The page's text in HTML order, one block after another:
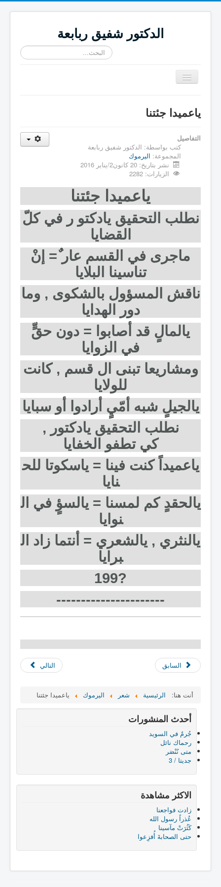
الدكتور شفيق ربابعة
البحث...
تبديل
المتصفح
≡
ياعميدا جئتنا
التفاصيل
كتب بواسطة: الدكتور شفيق ربابعة
المجموعة: اليرموك
نشر بتاريخ: 20 كانون2/يناير 2016
الزيارات: 2282
ياعميدا جئتنا
نطلب التحقيق يادكتو ر في كلّ
القضايا
ماجرى في القسم عار ٌ= إنْ
تناسينا البلايا
ناقش المسؤول بالشكوى , وما
دور الهدايا
يالمالٍ قد أصابوا = دون حقٍّ
في الزوايا
ومشاريعا تبنى ال قسم , كانت
للولايا
يالجيلٍ شبه أمّيٍ أرادوا أو سبايا
نطلب التحقيق يادكتور ,
كي تطفو الخفايا
ياعميداً كنت فينا = ياسكوتا للح
نايا
يالحقدٍ كم لمسنا = يالسؤٍ في ال
نوايا
يالنثري , يالشعري = أنتما زاد ال
برايا
?199
----------------------
السابق التالي
أنت هنا: الرئيسية شعر اليرموك ياعميدا جئتنا
أحدث المنشورات
جُرمٌ في السويد
رحماك نائل
متى نُنْصَر
جديتا / 3
الاكثر مشاهدة
زادت فواجعنا
عُذراً رسول الله
كَثُرَتْ مآسينا
حتى الصحابةَ أُفزِعوا